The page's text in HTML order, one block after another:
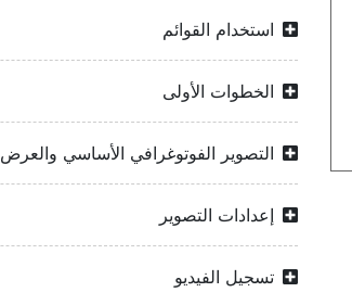
استخدام القوائم
الخطوات الأولى
التصوير الفوتوغرافي الأساسي والعرض
إعدادات التصوير
تسجيل الفيديو